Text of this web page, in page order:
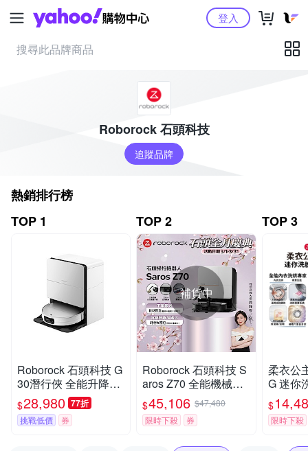
Yahoo購物中心登入
Roborock 石頭科技
追蹤品牌
熱銷排行榜
TOP 1
Roborock 石頭科技 G
30潛行俠 全能升降極
淨王者 (智慧升降全域
LDS/超薄7.98/聲波恆
濕拖地/22000Pa)
$28,980 77折
挑戰低價 券
TOP 2
補貨中
Roborock 石頭科技 S
aros Z70 全能機械手
臂旗艦掃拖王者(機械
手臂/零纏繞/22000P
a/7.98超薄/80度熱洗)
$45,106 $47,480
限時下殺
券
TOP 3
柔衣公
G 迷你
洗衣
漬洗/立
證/
$
限時下殺